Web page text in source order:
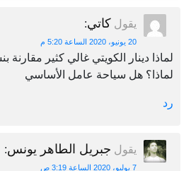
يقول كاتي:
20 يونيو، 2020 الساعة 5:20 م
لماذا دينار الكويتي غالي كثير مقارنة
لماذا؟ هل سياحة عامل الأساسي
رد
يقول جبريل الطاهر يونس:
7 يوليو، 2020 الساعة 3:19 ص